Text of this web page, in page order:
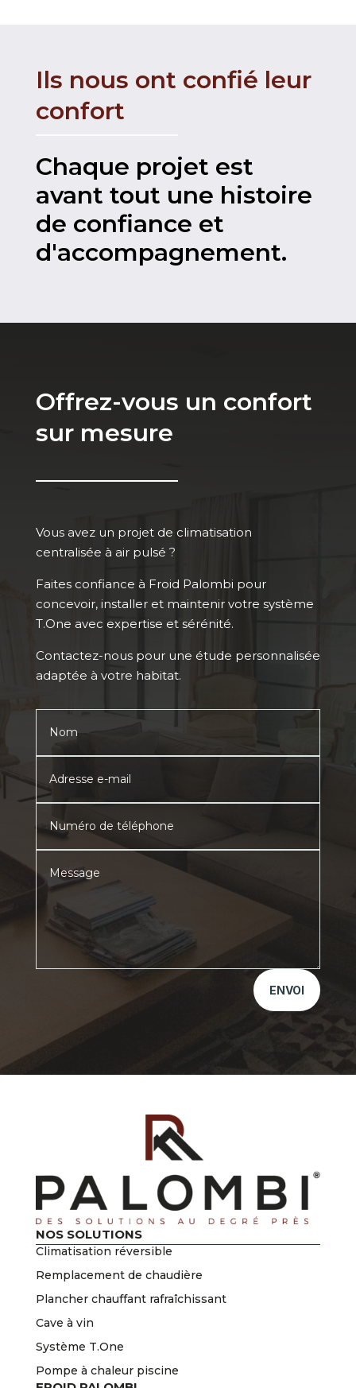
Ils nous ont confié leur
confort
Chaque projet est
avant tout une histoire
de confiance et
d'accompagnement.
Offrez-vous un confort
sur mesure
Vous avez un projet de climatisation
centralisée à air pulsé ?
Faites confiance à Froid Palombi pour
concevoir, installer et maintenir votre système
T.One avec expertise et sérénité.
Contactez-nous pour une étude personnalisée
adaptée à votre habitat.
ENVOI
NOS SOLUTIONS
Climatisation réversible
Remplacement de chaudière
Plancher chauffant rafraîchissant
Cave à vin
Système T.One
Pompe à chaleur piscine